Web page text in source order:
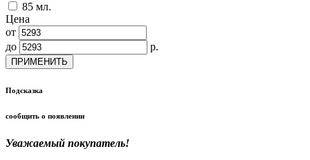
85 мл.
Цена
от
до
р.
ПРИМЕНИТЬ
Подсказка
сообщить о появлении
Уважаемый покупатель!